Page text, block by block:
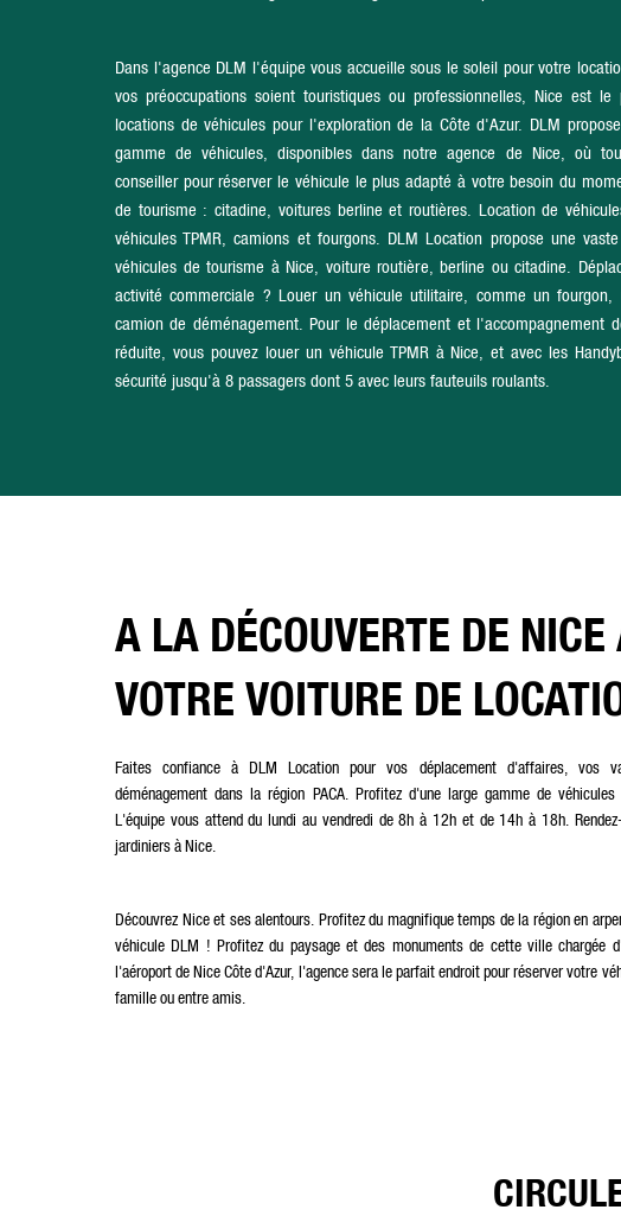
Dans l'agence DLM l'équipe vous accueille sous le soleil pour votre
vos préoccupations soient touristiques ou professionnelles, Nice est
locations de véhicules pour l'exploration de la Côte d'Azur. DLM
gamme de véhicules, disponibles dans notre agence de Nice, où
conseiller pour réserver le véhicule le plus adapté à votre besoin du
de tourisme : citadine, voitures berline et routières. Location de
véhicules TPMR, camions et fourgons. DLM Location propose une
véhicules de tourisme à Nice, voiture routière, berline ou citadine.
activité commerciale ? Louer un véhicule utilitaire, comme un
camion de déménagement. Pour le déplacement et l'accompagnement
réduite, vous pouvez louer un véhicule TPMR à Nice, et avec les
sécurité jusqu'à 8 passagers dont 5 avec leurs fauteuils roulants.
A LA DÉCOUVERTE DE NICE
VOTRE VOITURE DE
Faites confiance à DLM Location pour vos déplacement d'affaires, vos
déménagement dans la région PACA. Profitez d'une large gamme de
L'équipe vous attend du lundi au vendredi de 8h à 12h et de 14h à 18h.
jardiniers à Nice.
Découvrez Nice et ses alentours. Profitez du magnifique temps de la région en
véhicule DLM ! Profitez du paysage et des monuments de cette ville chargée
l'aéroport de Nice Côte d'Azur, l'agence sera le parfait endroit pour réserver votre
famille ou entre amis.